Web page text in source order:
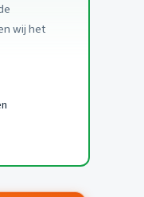
wij het